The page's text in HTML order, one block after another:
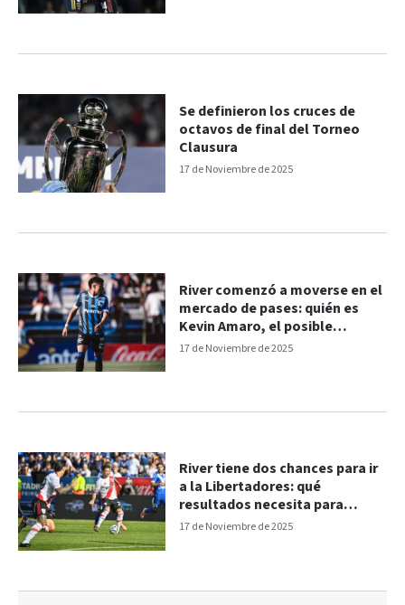
17 de Noviembre de 2025
Se definieron los cruces de
octavos de final del Torneo
Clausura
17 de Noviembre de 2025
River comenzó a moverse en el
mercado de pases: quién es
Kevin Amaro, el posible
refuerzo del 2026
17 de Noviembre de 2025
River tiene dos chances para ir
a la Libertadores: qué
resultados necesita para
clasificar